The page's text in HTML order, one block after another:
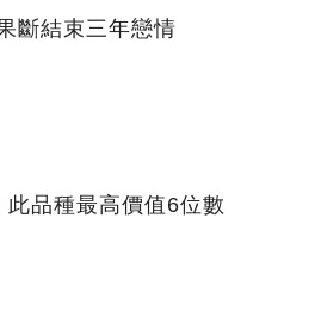
斷結束三年戀情
品種最高價值6位數